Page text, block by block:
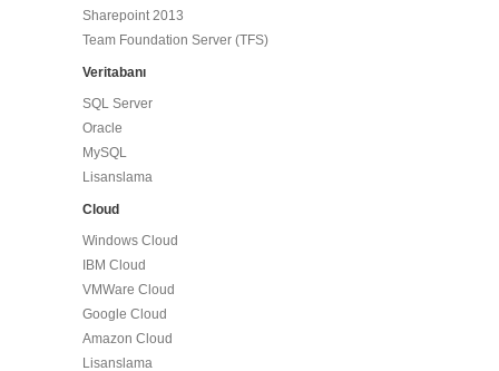
Sharepoint 2013
Team Foundation Server (TFS)
Veritabanı
SQL Server
Oracle
MySQL
Lisanslama
Cloud
Windows Cloud
IBM Cloud
VMWare Cloud
Google Cloud
Amazon Cloud
Lisanslama